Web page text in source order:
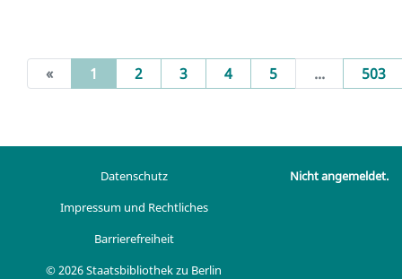
« 1 (current)
2 3 4 5 ... 503
Datenschutz
Impressum und Rechtliches
Barrierefreiheit
© 2026 Staatsbibliothek zu Berlin
Nicht angemeldet.